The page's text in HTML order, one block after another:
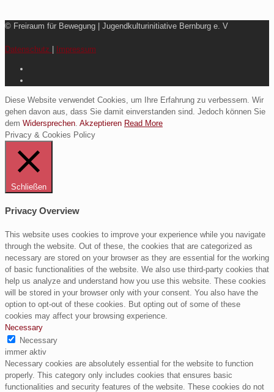
© Freiraum für Bewegung | Jugendkulturinitiative Bernburg e. V
Datenschutz | Impressum
Diese Website verwendet Cookies, um Ihre Erfahrung zu verbessern. Wir
gehen davon aus, dass Sie damit einverstanden sind. Jedoch können Sie
dem Widersprechen Akzeptieren Read More
Privacy & Cookies Policy
Schließen
Privacy Overview
This website uses cookies to improve your experience while you navigate
through the website. Out of these, the cookies that are categorized as
necessary are stored on your browser as they are essential for the working
of basic functionalities of the website. We also use third-party cookies that
help us analyze and understand how you use this website. These cookies
will be stored in your browser only with your consent. You also have the
option to opt-out of these cookies. But opting out of some of these
cookies may affect your browsing experience.
Necessary
Necessary
immer aktiv
Necessary cookies are absolutely essential for the website to function
properly. This category only includes cookies that ensures basic
functionalities and security features of the website. These cookies do not